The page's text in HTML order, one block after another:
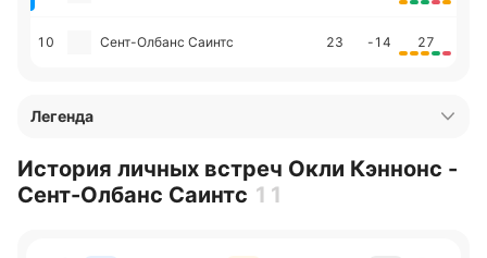
10 Сент-Олбанс Саинтс 23 -14 27
Легенда
История личных встреч Окли Кэннонс -
Сент-Олбанс Саинтс 11